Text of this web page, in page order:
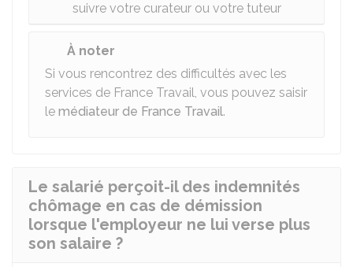
suivre votre curateur ou votre tuteur
À noter
Si vous rencontrez des difficultés avec les
services de France Travail, vous pouvez saisir
le médiateur de France Travail.
Le salarié perçoit-il des indemnités
chômage en cas de démission
lorsque l'employeur ne lui verse plus
son salaire ?